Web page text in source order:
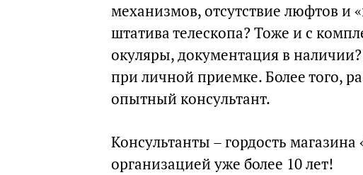
механизмов, отсутствие люфтов и
штатива телескопа? Тоже и с
окуляры, документация в
при личной приемке. Более того,
опытный консультант.
Консультанты – гордость
организацией уже более 10 лет!